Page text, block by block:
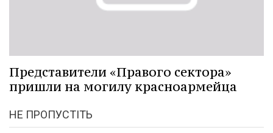
Представители «Правого сектора»
пришли на могилу красноармейца
НЕ ПРОПУСТІТЬ